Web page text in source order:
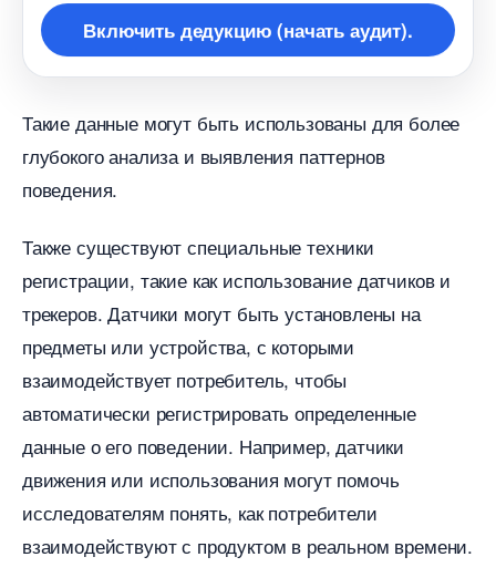
ключить дедукцию (начать аудит).
Такие данные могут быть использованы для более
лубокого анализа и выявления паттерно
поведения.
Также существуют специальные техники
регистрации, такие как использование датчиков и
трекеров. Датчики могут быть установлены на
предметы или устройства, с которыми
заимодействует потребитель, чтобы
автоматически регистрировать определенные
данные о его поведении. Например, датчики
движения или использования могут помочь
исследователям понять, как потребители
заимодействуют с продуктом в реальном времени.